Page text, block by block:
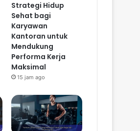
Strategi Hidup
Sehat bagi
Karyawan
Kantoran untuk
Mendukung
Performa Kerja
Maksimal
15 jam ago